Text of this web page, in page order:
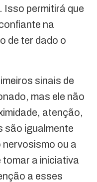
Isso permitirá que
na
de ter dado o
sinais de
mas ele não
atenção,
são igualmente
ou a
tomar a iniciativa
a esses